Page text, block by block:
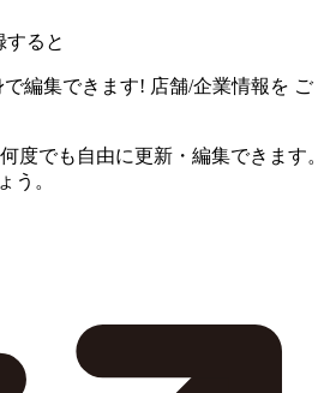
ると
編集できます! 店舗/企業情報を ご
度でも自由に更新・編集できます。
う。